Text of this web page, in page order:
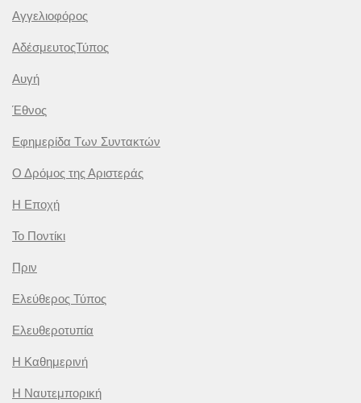
Αγγελιοφόρος
ΑδέσμευτοςΤύπος
Αυγή
Έθνος
Εφημερίδα Των Συντακτών
Ο Δρόμος της Αριστεράς
Η Εποχή
Το Ποντίκι
Πριν
Ελεύθερος Τύπος
Ελευθεροτυπία
Η Καθημερινή
Η Ναυτεμπορική